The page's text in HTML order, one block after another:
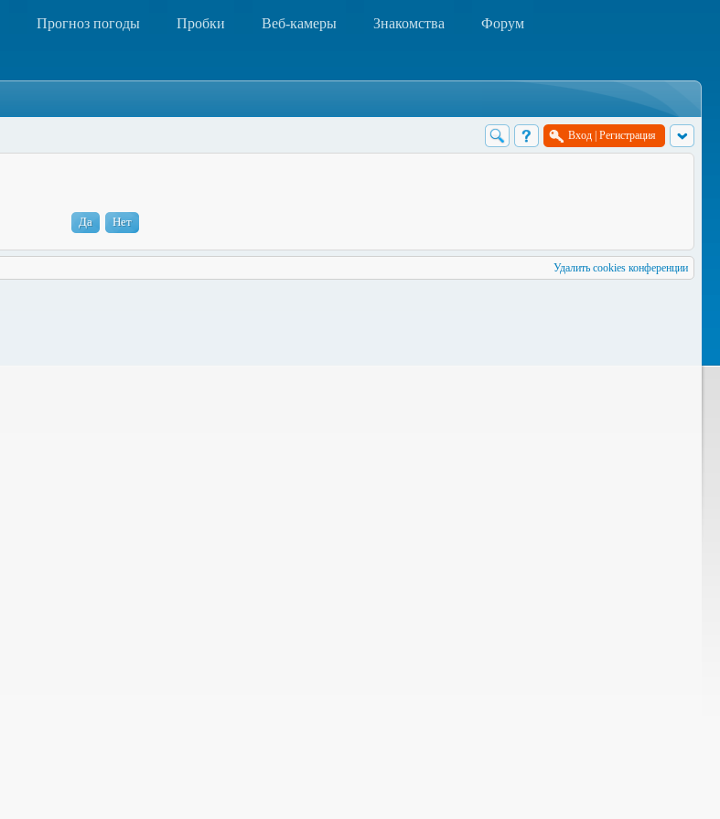
Прогноз погоды Пробки Веб-камеры Знакомства Форум
Вход Регистрация
Удалить cookies конференции